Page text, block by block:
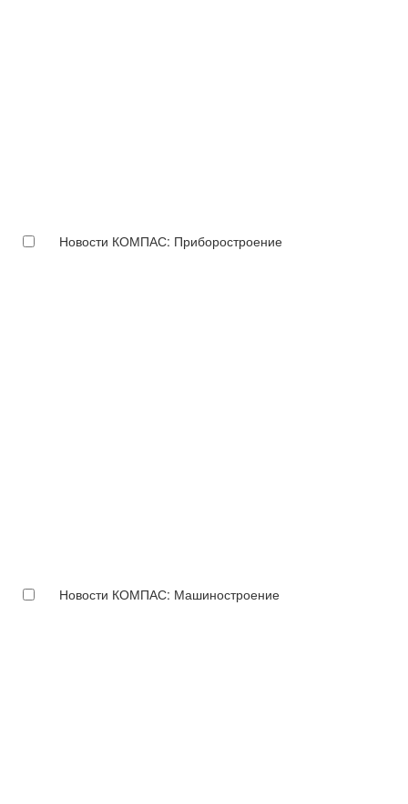
Новости КОМПАС: Приборостроение
Новости КОМПАС: Машиностроение